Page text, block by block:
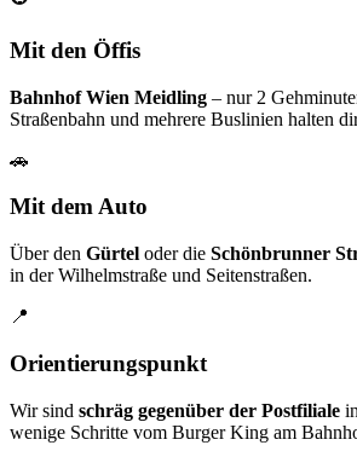
Mit den Öffis
Bahnhof Wien Meidling – nur 2
Straßenbahn und mehrere Buslinien halten
🚗
Mit dem Auto
Über den Gürtel oder die Schönbrunner
in der Wilhelmstraße und Seitenstraßen.
📍
Orientierungspunkt
Wir sind schräg gegenüber der Postfiliale
wenige Schritte vom Burger King am